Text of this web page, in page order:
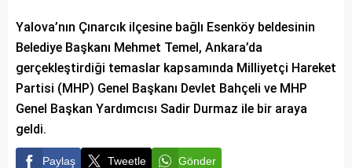
Yalova’nın Çınarcık ilçesine bağlı Esenköy beldesinin
Belediye Başkanı Mehmet Temel, Ankara’da
gerçekleştirdiği temaslar kapsamında Milliyetçi Hareket
Partisi (MHP) Genel Başkanı Devlet Bahçeli ve MHP
Genel Başkan Yardımcısı Sadir Durmaz ile bir araya
geldi.
Paylaş Tweetle Gönder